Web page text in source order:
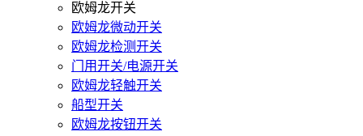
欧姆龙开关
欧姆龙微动开关
欧姆龙检测开关
门用开关/电源开关
欧姆龙轻触开关
船型开关
欧姆龙按钮开关